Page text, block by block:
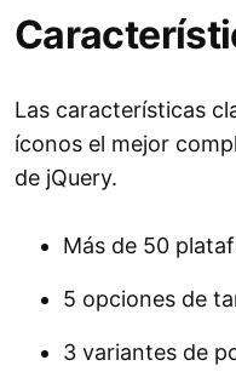
Las características
íconos el mejor
de jQuery.
Más de 50
5 opciones de
3 variantes de